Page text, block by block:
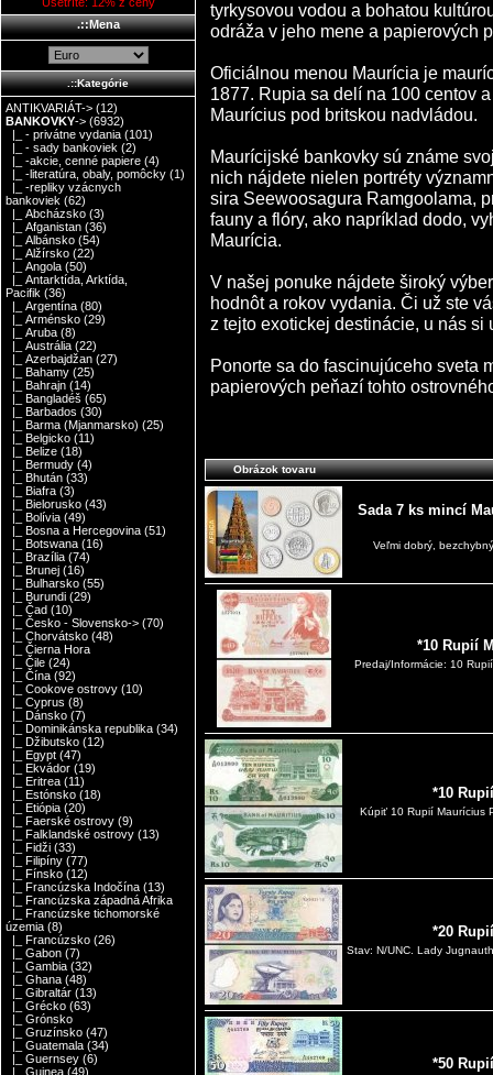
.::Mena
.::Kategórie
ANTIKVARIÁT-> (12)
BANKOVKY-> (6932)
|_ - privátne vydania (101)
|_ - sady bankoviek (2)
|_ -akcie, cenné papiere (4)
|_ -literatúra, obaly, pomôcky (1)
|_ -repliky vzácnych
bankoviek (62)
|_ Abcházsko (3)
|_ Afganistan (36)
|_ Albánsko (54)
|_ Alžírsko (22)
|_ Angola (50)
|_ Antarktída, Arktída,
Pacifik (36)
|_ Argentína (80)
|_ Arménsko (29)
|_ Aruba (8)
|_ Austrália (22)
|_ Azerbajdžan (27)
|_ Bahamy (25)
|_ Bahrajn (14)
|_ Bangladéš (65)
|_ Barbados (30)
|_ Barma (Mjanmarsko) (25)
|_ Belgicko (11)
|_ Belize (18)
|_ Bermudy (4)
|_ Bhután (33)
|_ Biafra (3)
|_ Bielorusko (43)
|_ Bolívia (49)
|_ Bosna a Hercegovina (51)
|_ Botswana (16)
|_ Brazília (74)
|_ Brunej (16)
|_ Bulharsko (55)
|_ Burundi (29)
|_ Čad (10)
|_ Česko - Slovensko-> (70)
|_ Chorvátsko (48)
|_ Čierna Hora
|_ Čile (24)
|_ Čína (92)
|_ Cookove ostrovy (10)
|_ Cyprus (8)
|_ Dánsko (7)
|_ Dominikánska republika (34)
|_ Džibutsko (12)
|_ Egypt (47)
|_ Ekvádor (19)
|_ Eritrea (11)
|_ Estónsko (18)
|_ Etiópia (20)
|_ Faerské ostrovy (9)
|_ Falklandské ostrovy (13)
|_ Fidži (33)
|_ Filipíny (77)
|_ Fínsko (12)
|_ Francúzska Indočína (13)
|_ Francúzska západná Afrika
|_ Francúzske tichomorské
územia (8)
|_ Francúzsko (26)
|_ Gabon (7)
|_ Gambia (32)
|_ Ghana (48)
|_ Gibraltár (13)
|_ Grécko (63)
|_ Grónsko
|_ Gruzínsko (47)
|_ Guatemala (34)
|_ Guernsey (6)
|_ Guinea (49)
tyrkysovou vodou a bohatou
odráža v jeho mene a papierových
Oficiálnou menou Maurícia je
1877. Rupia sa delí na 100 centov
Maurícius pod britskou nadvládou.
Maurícijské bankovky sú známe
nich nájdete nielen portréty
sira Seewoosagura Ramgoolama,
fauny a flóry, ako napríklad dodo,
Maurícia.
V našej ponuke nájdete široký
hodnôt a rokov vydania. Či už ste
z tejto exotickej destinácie, u nás si
Ponorte sa do fascinujúceho sveta
papierových peňazí tohto
Obrázok tovaru
Sada 7 ks mincí
Veľmi dobrý,
*10 Rupií
Predaj/Informácie: 10
*10
Kúpiť 10 Rupií Maurícius
*20
Stav: N/UNC. Lady
*50